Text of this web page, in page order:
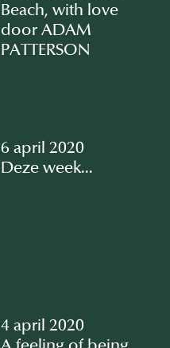
Beach, with love
door ADAM
PATTERSON
6 april 2020
Deze week...
4 april 2020